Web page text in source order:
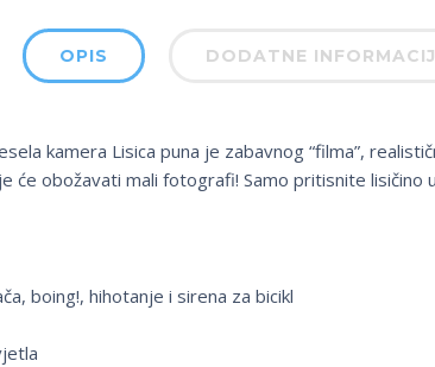
OPIS DODATNE
kamera Lisica puna je zabavnog “filma”,
će obožavati mali fotografi! Samo pritisnite lisičino
boing!, hihotanje i sirena za bicikl